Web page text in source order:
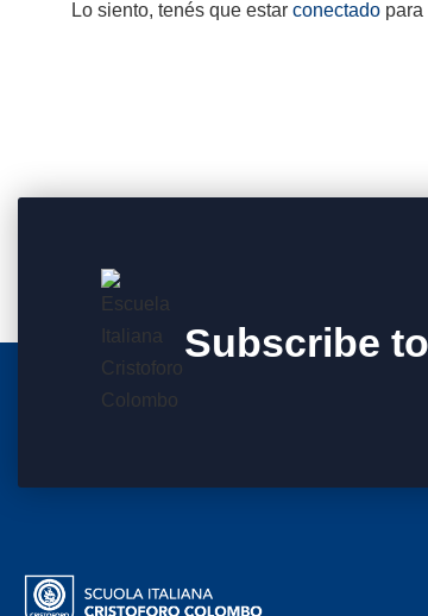
Lo siento, tenés que estar conectado para
Subscribe